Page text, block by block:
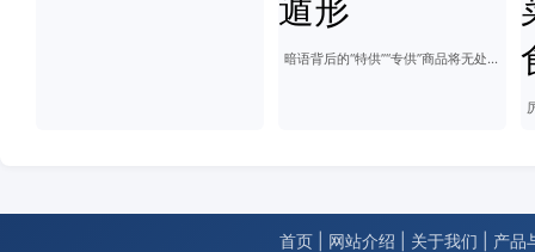
暗语背后的“特供”“专供”商品将无处遁形
首页 网站介绍 关于我们
产品